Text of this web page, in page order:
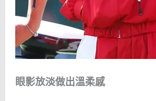
眼影放淡做出溫柔感